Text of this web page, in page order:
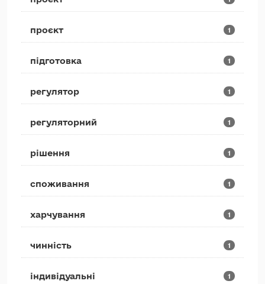
проєкт 1
підготовка 1
регулятор 1
регуляторний 1
рішення 1
споживання 1
харчування 1
чинність 1
індивідуальні 1